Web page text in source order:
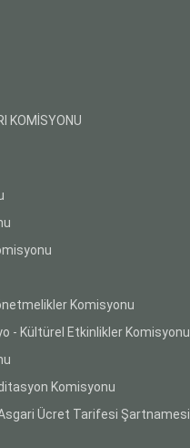
KOMİSYONU
Komisyonu
- Kültürel Etkinlikler Komisyonu
Komisyonu
Ücret Tarifesi Şartnamesi